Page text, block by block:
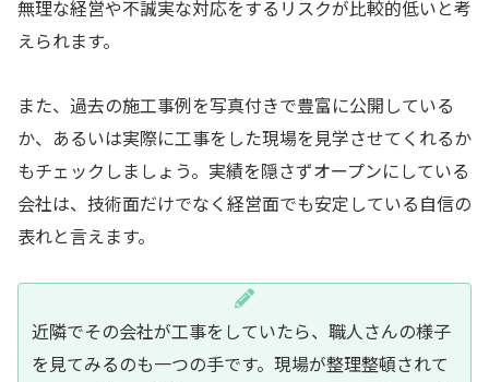
無理な経営や不誠実な対応をするリスクが比較的低いと考
えられます。
また、過去の施工事例を写真付きで豊富に公開している
か、あるいは実際に工事をした現場を見学させてくれるか
もチェックしましょう。実績を隠さずオープンにしている
会社は、技術面だけでなく経営面でも安定している自信の
表れと言えます。
近隣でその会社が工事をしていたら、職人さんの様子
を見てみるのも一つの手です。現場が整理整頓されて